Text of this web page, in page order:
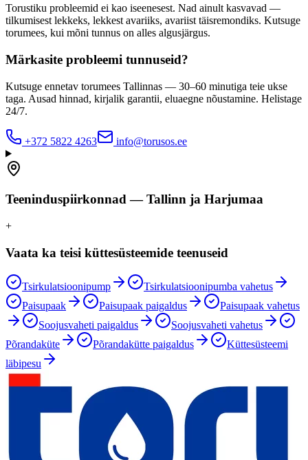
Torustiku probleemid ei kao iseenesest. Nad ainult kasvavad —
tilkumisest lekkeks, lekkest avariiks, avariist täisremondiks. Kutsuge
torumees, kui mõni tunnus on alles algusjärgus.
Märkasite probleemi tunnuseid?
Kutsuge ennetav torumees Tallinnas — 30–60 minutiga teie ukse
taga. Ausad hinnad, kirjalik garantii, eluaegne nõustamine. Helistage
24/7.
+372 5822 4263 info@torusos.ee
Teeninduspiirkonnad — Tallinn ja Harjumaa
+
Vaata ka teisi küttesüsteemide teenuseid
Tsirkulatsioonipump
Tsirkulatsioonipumba vahetus
Paisupaak
Paisupaak paigaldus
Paisupaak vahetus
Soojusvaheti paigaldus
Soojusvaheti vahetus
Põrandaküte
Põrandakütte paigaldus
Küttesüsteemi
läbipesu